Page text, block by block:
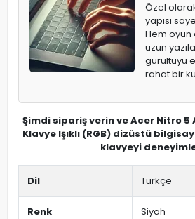
Özel
yapısı
Hem
uzun
gürültüyü
rahat bir
Şimdi sipariş verin ve Acer Nitro 5
Klavye Işıklı (RGB) dizüstü
klavyeyi
Dil Türkçe
Renk Siyah